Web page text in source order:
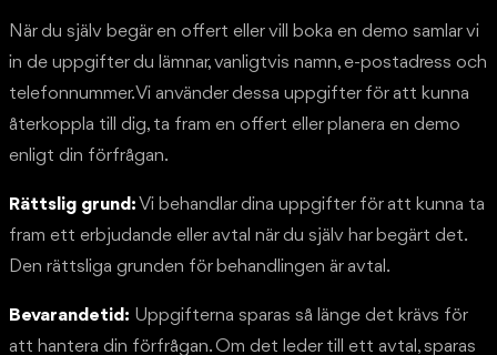
När du själv begär en offert eller vill boka en demo samlar vi
in de uppgifter du lämnar, vanligtvis namn, e-postadress och
telefonnummer. Vi använder dessa uppgifter för att kunna
återkoppla till dig, ta fram en offert eller planera en demo
enligt din förfrågan.
Rättslig grund: Vi behandlar dina uppgifter för att kunna ta
fram ett erbjudande eller avtal när du själv har begärt det.
Den rättsliga grunden för behandlingen är avtal.
Bevarandetid: Uppgifterna sparas så länge det krävs för
att hantera din förfrågan. Om det leder till ett avtal, sparas